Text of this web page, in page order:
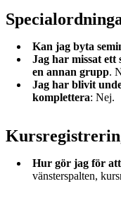
Kan jag byta
Jag har missat ett
en annan grupp.
Jag har blivit
komplettera: Nej.
Hur gör jag för
vänsterspalten,